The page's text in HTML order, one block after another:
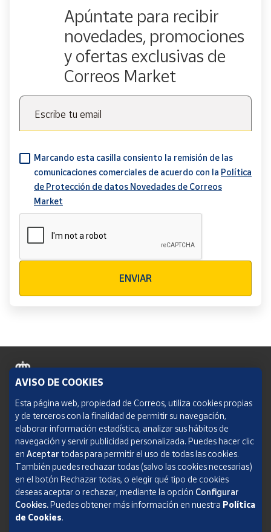
Apúntate para recibir
novedades, promociones
y ofertas exclusivas de
Correos Market
Escribe tu email
Marcando esta casilla consiento la remisión de las
comunicaciones comerciales de acuerdo con la Política
de Protección de datos Novedades de Correos
Market
ENVIAR
Política de cookies
Aviso legal
Condiciones del servicio
Política de Privacidad Web
Informe de transparencia
SOCIEDAD ESTATAL CORREOS Y TELÉGRAFOS, S.A., S.M.E. Todos los derechos
AVISO DE COOKIES
Esta página web, propiedad de Correos, utiliza cookies propias
y de terceros con la finalidad de permitir su navegación,
elaborar información estadística, analizar sus hábitos de
navegación y servir publicidad personalizada. Puedes hacer clic
en Aceptar todas para permitir el uso de todas las cookies.
También puedes rechazar todas (salvo las cookies necesarias)
en el botón Rechazar todas, o elegir qué tipo de cookies
deseas aceptar o rechazar, mediante la opción Configurar
Cookies.Puedes obtener más información en nuestra Política
de Cookies.